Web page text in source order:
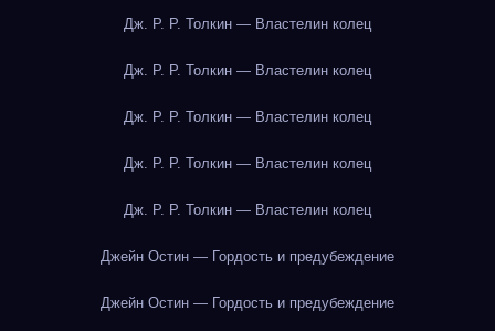
Дж. Р. Р. Толкин — Властелин колец
Дж. Р. Р. Толкин — Властелин колец
Дж. Р. Р. Толкин — Властелин колец
Дж. Р. Р. Толкин — Властелин колец
Дж. Р. Р. Толкин — Властелин колец
Джейн Остин — Гордость и предубеждение
Джейн Остин — Гордость и предубеждение